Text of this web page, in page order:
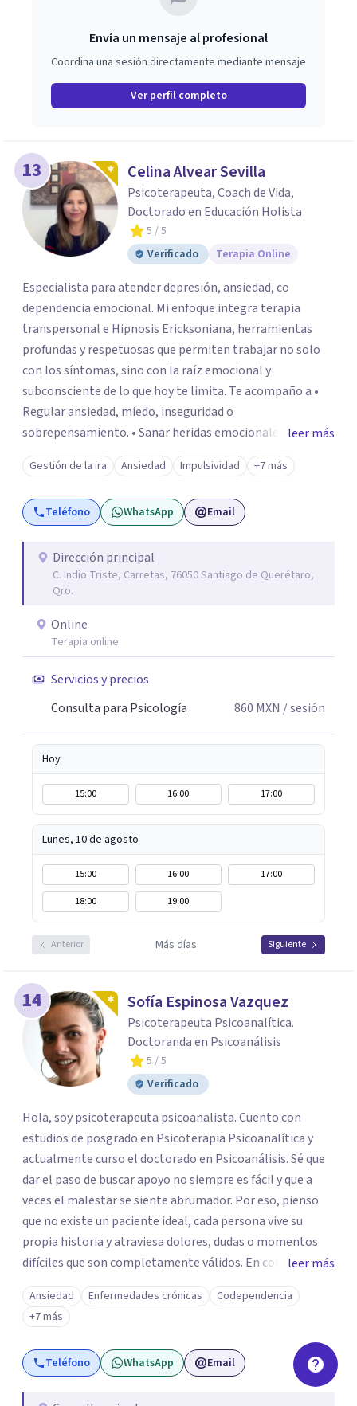
Envía un mensaje al profesional
Coordina una sesión directamente mediante mensaje
Ver perfil completo
13 Celina Alvear Sevilla
Psicoterapeuta, Coach de Vida,
Doctorado en Educación Holista
5 / 5
Verificado
Terapia Online
Especialista para atender depresión, ansiedad, co
dependencia emocional. Mi enfoque integra terapia
transpersonal e Hipnosis Ericksoniana, herramientas
profundas y respetuosas que permiten trabajar no solo
con los síntomas, sino con la raíz emocional y
subconsciente de lo que hoy te limita. Te acompaño a •
Regular ansiedad, miedo, inseguridad o
sobrepensamiento. • Sanar heridas emocionales y
fortalecer tu autoestima. . Comprender por qué repites
ciertos patrones o emociones. Puedes superar lo que te
preocupa y lograr tus objetivos más pronto de lo que
imaginas. Contáctame por Wahtsapp. Puedo ayudarte.
leer más
Gestión de la ira Ansiedad Impulsividad +7 más
Teléfono WhatsApp Email
Dirección principal
C. Indio Triste, Carretas, 76050 Santiago de Querétaro,
Qro.
Online
Terapia online
Servicios y precios
Consulta para Psicología
860 MXN / sesión
Hoy
15:00 16:00 17:00
Lunes, 10 de agosto
15:00 16:00
17:00
18:00
19:00
Anterior Más días Siguiente
14 Sofía Espinosa Vazquez
Psicoterapeuta Psicoanalítica.
Doctoranda en Psicoanálisis
5 / 5
Verificado
Hola, soy psicoterapeuta psicoanalista. Cuento con
estudios de posgrado en Psicoterapia Psicoanalítica y
actualmente curso el doctorado en Psicoanálisis. Sé que
dar el paso de buscar apoyo no siempre es fácil y que a
veces el malestar se siente abrumador. Por eso, pienso
que no existe un paciente ideal, cada persona vive su
propia historia y atraviesa dolores, dudas o momentos
difíciles que son completamente válidos. En consulta, mi
intención es ofrecerte un espacio humano y seguro, en el
que sientas la confianza para expresarte y sentir. Nos
daremos el tiempo de ir recorriendo tu historia de vida,
identificando con calma de dónde viene aquello que hoy
pesa haciendo consciente el origen, tus emociones y
experiencias, tanto pasadas como presentes. Es un lugar
leer más
Ansiedad Enfermedades crónicas
Codependencia
+7 más
Teléfono WhatsApp Email